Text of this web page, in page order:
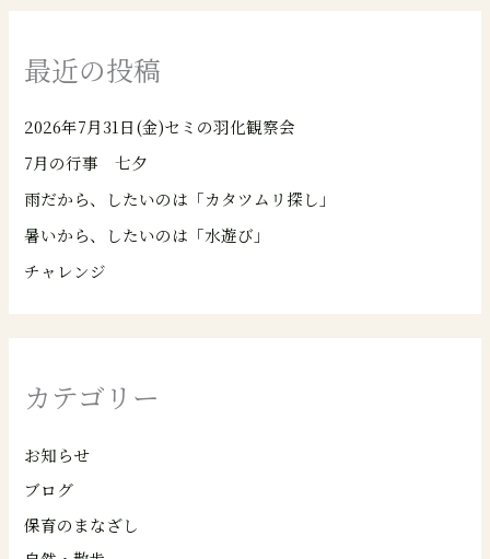
最近の投稿
2026年7月31日(金)セミの羽化観察会
7月の行事 七夕
雨だから、したいのは「カタツムリ探し」
暑いから、したいのは「水遊び」
チャレンジ
カテゴリー
お知らせ
ブログ
保育のまなざし